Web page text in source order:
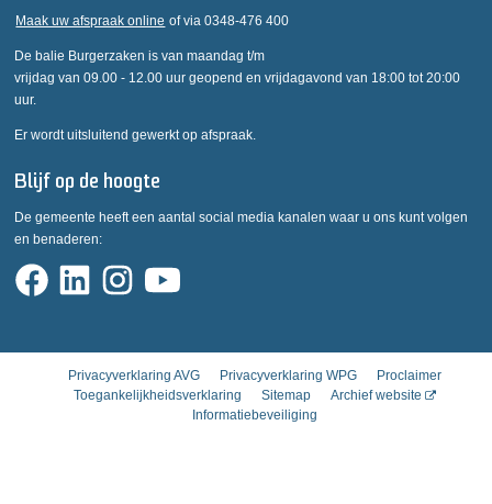
Maak uw afspraak online of via 0348-476 400
De balie Burgerzaken is van maandag t/m
vrijdag van 09.00 - 12.00 uur geopend en vrijdagavond van 18:00 tot 20:00
uur.
Er wordt uitsluitend gewerkt op afspraak.
Blijf op de hoogte
De gemeente heeft een aantal social media kanalen waar u ons kunt volgen
en benaderen:
Privacyverklaring AVG Privacyverklaring WPG
Proclaimer
Toegankelijkheidsverklaring
Sitemap
Archief website
Informatiebeveiliging